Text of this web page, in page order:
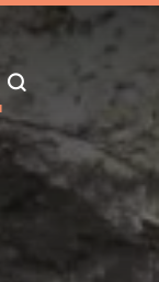
du
Je recherche